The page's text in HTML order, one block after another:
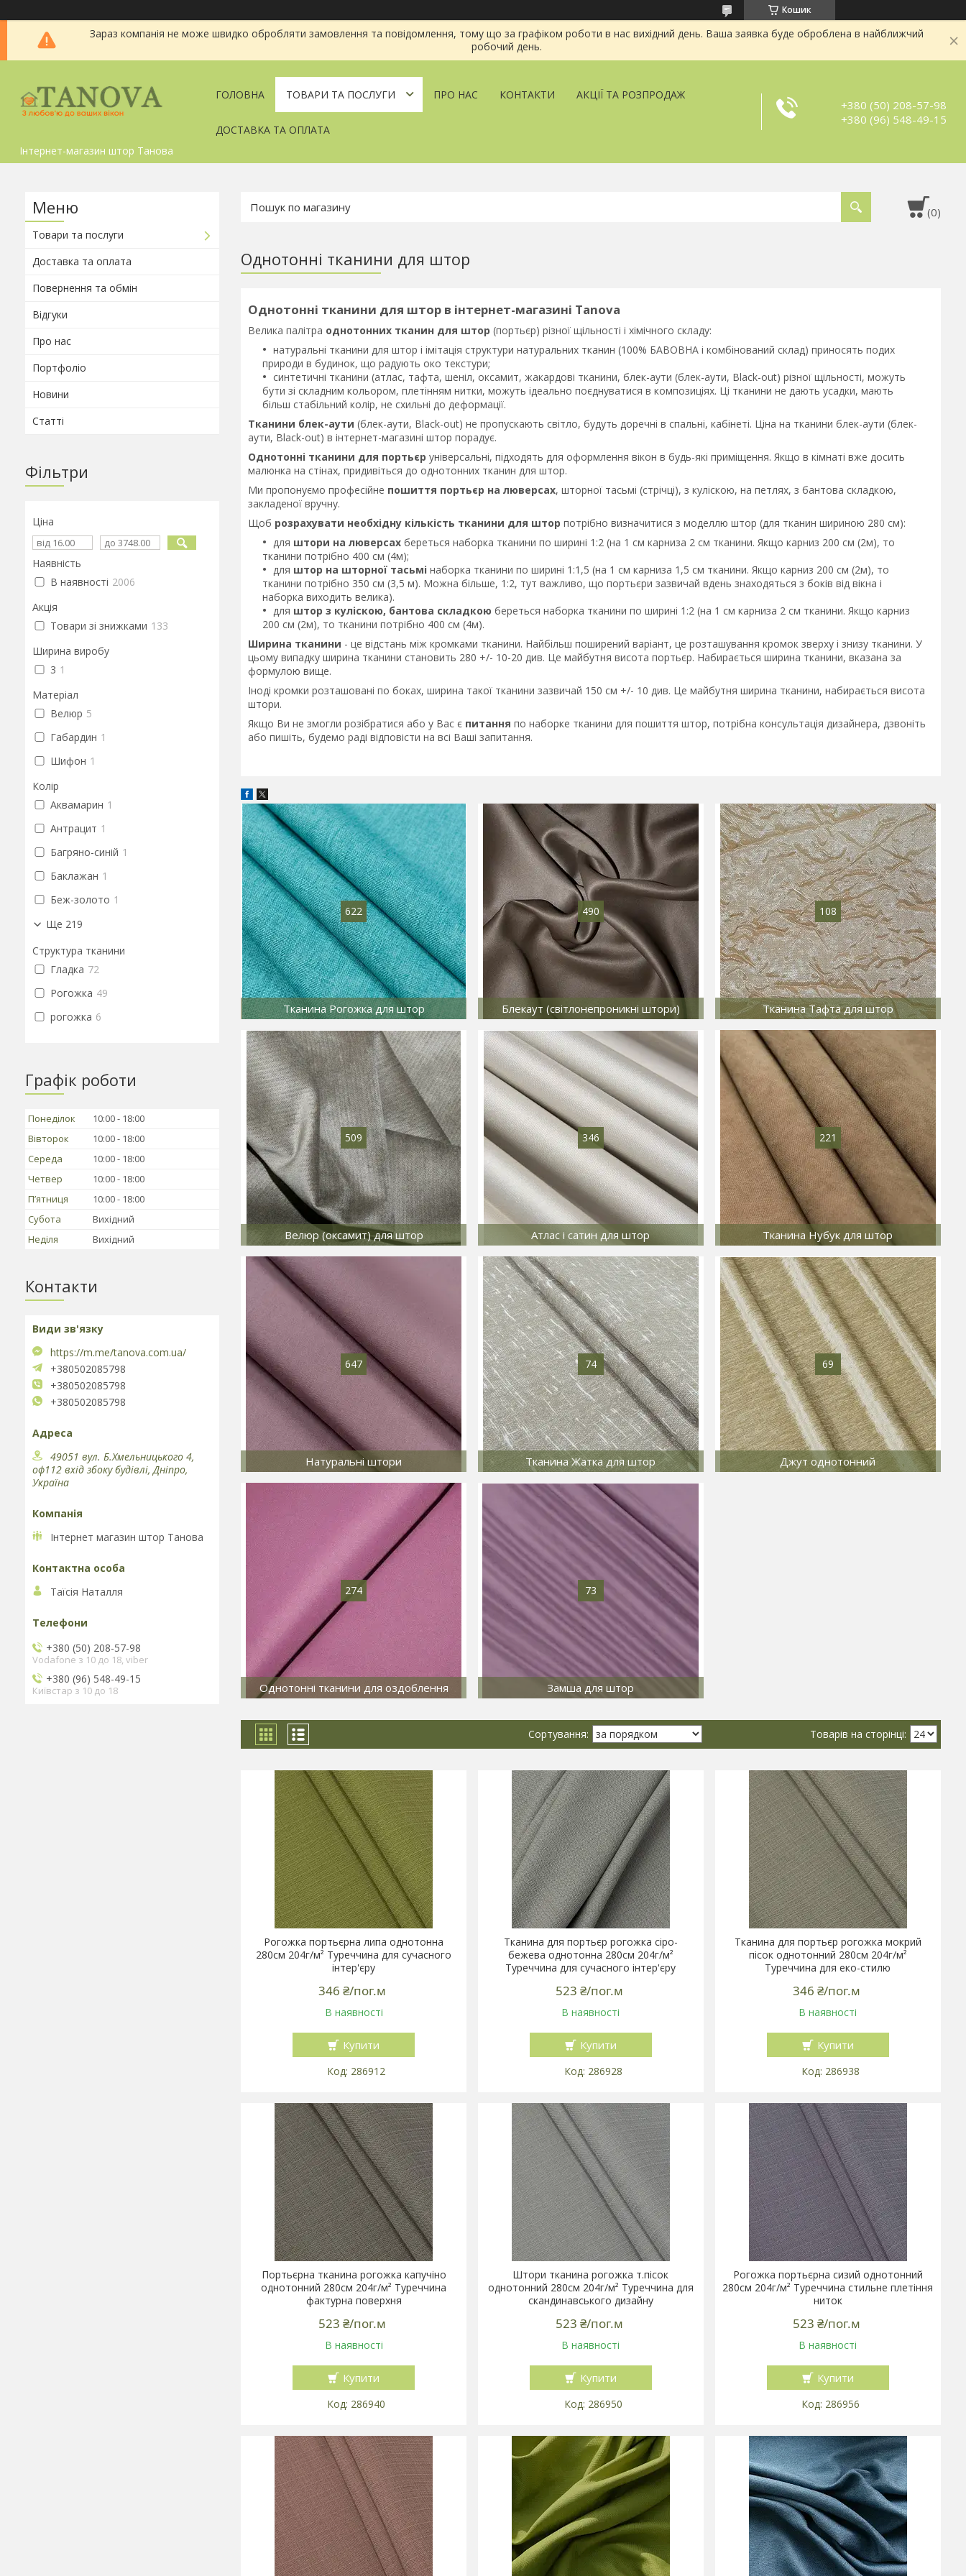
Кошик
Зараз компанія не може швидко обробляти замовлення та повідомлення, тому що за графіком роботи в нас вихідний день. Ваша заявка буде оброблена в найближчий
робочий день.
Інтернет-магазин штор Танова
ГОЛОВНА ТОВАРИ ТА ПОСЛУГИ ПРО НАС КОНТАКТИ АКЦІЇ ТА РОЗПРОДАЖ
ДОСТАВКА ТА ОПЛАТА
+380 (50) 208-57-98
+380 (96) 548-49-15
Однотонні тканини для штор
Однотонні тканини для штор в інтернет-магазині Tanova
Велика палітра однотонних тканин для штор (портьєр) різної щільності і хімічного складу:
натуральні тканини для штор і імітація структури натуральних тканин (100% БАВОВНА і комбінований склад) приносять подих
природи в будинок, що радують око текстури;
синтетичні тканини (атлас, тафта, шеніл, оксамит, жакардові тканини, блек-аути (блек-аути, Black-out) різної щільності, можуть
бути зі складним кольором, плетінням нитки, можуть ідеально поєднуватися в композиціях. Ці тканини не дають усадки, мають
більш стабільний колір, не схильні до деформації.
Тканини блек-аути (блек-аути, Black-out) не пропускають світло, будуть доречні в спальні, кабінеті. Ціна на тканини блек-аути (блек-
аути, Black-out) в інтернет-магазині штор порадує.
Однотонні тканини для портьєр універсальні, підходять для оформлення вікон в будь-які приміщення. Якщо в кімнаті вже досить
малюнка на стінах, придивіться до однотонних тканин для штор.
Ми пропонуємо професійне пошиття портьєр на люверсах, шторної тасьмі (стрічці), з куліскою, на петлях, з бантова складкою,
закладеної вручну.
Щоб розрахувати необхідну кількість тканини для штор потрібно визначитися з моделлю штор (для тканин шириною 280 см):
для штори на люверсах береться наборка тканини по ширині 1:2 (на 1 см карниза 2 см тканини. Якщо карниз 200 см (2м), то
тканини потрібно 400 см (4м);
для штор на шторної тасьмі наборка тканини по ширині 1:1,5 (на 1 см карниза 1,5 см тканини. Якщо карниз 200 см (2м), то
тканини потрібно 350 см (3,5 м). Можна більше, 1:2, тут важливо, що портьєри зазвичай вдень знаходяться з боків від вікна і
наборка виходить велика).
для штор з куліскою, бантова складкою береться наборка тканини по ширині 1:2 (на 1 см карниза 2 см тканини. Якщо карниз
200 см (2м), то тканини потрібно 400 см (4м).
Ширина тканини - це відстань між кромками тканини. Найбільш поширений варіант, це розташування кромок зверху і знизу тканини. У
цьому випадку ширина тканини становить 280 +/- 10-20 див. Це майбутня висота портьєр. Набирається ширина тканини, вказана за
формулою вище.
Іноді кромки розташовані по боках, ширина такої тканини зазвичай 150 см +/- 10 див. Це майбутня ширина тканини, набирається висота
штори.
Якщо Ви не змогли розібратися або у Вас є питання по наборке тканини для пошиття штор, потрібна консультація дизайнера, дзвоніть
або пишіть, будемо раді відповісти на всі Ваші запитання.
622
Тканина Рогожка для штор
490
Блекаут (світлонепроникні штори)
108
Тканина Тафта для штор
509
Велюр (оксамит) для штор
346
Атлас і сатин для штор
221
Тканина Нубук для штор
647
Натуральні штори
74
Тканина Жатка для штор
69
Джут однотонний
274
Однотонні тканини для оздоблення
73
Замша для штор
Рогожка портьєрна липа однотонна
280см 204г/м² Туреччина для сучасного
інтер'єру
346 ₴/пог.м
В наявності
Купити
286912
Тканина для портьєр рогожка сіро-
бежева однотонна 280см 204г/м²
Туреччина для сучасного інтер'єру
523 ₴/пог.м
В наявності
Купити
286928
Тканина для портьєр рогожка мокрий
пісок однотонний 280см 204г/м²
Туреччина для еко-стилю
346 ₴/пог.м
В наявності
Купити
286938
Портьєрна тканина рогожка капучіно
однотонний 280см 204г/м² Туреччина
фактурна поверхня
523 ₴/пог.м
В наявності
Купити
286940
Штори тканина рогожка т.пісок
однотонний 280см 204г/м² Туреччина для
скандинавського дизайну
523 ₴/пог.м
В наявності
Купити
286950
Рогожка портьєрна сизий однотонний
280см 204г/м² Туреччина стильне плетіння
ниток
523 ₴/пог.м
В наявності
Купити
286956
Товари та послуги
Доставка та оплата
Повернення та обмін
Відгуки
Про нас
Портфоліо
Новини
Статті
Фільтри
Ціна
Наявність
В наявності 2006
Акція
Товари зі знижками 133
Ширина виробу
3 1
Матеріал
Велюр 5
Габардин 1
Шифон 1
Колір
Аквамарин 1
Антрацит 1
Багряно-синій 1
Баклажан 1
Беж-золото 1
Ще 219
Структура тканини
Гладка 72
Рогожка 49
рогожка 6
Графік роботи
Понеділок 10:00
18:00
Вівторок
10:00
18:00
Середа
10:00
18:00
Четвер
10:00
18:00
Пʼятниця
10:00
18:00
Субота
Вихідний
Неділя
Вихідний
Контакти
https://m.me/tanova.com.ua/
+380502085798
+380502085798
+380502085798
49051 вул. Б.Хмельницького 4,
оф112 вхід збоку будівлі, Дніпро,
Україна
Інтернет магазин штор Танова
Таїсія Наталля
+380 (50) 208-57-98
Vodafone з 10 до 18, viber
+380 (96) 548-49-15
Київстар з 10 до 18